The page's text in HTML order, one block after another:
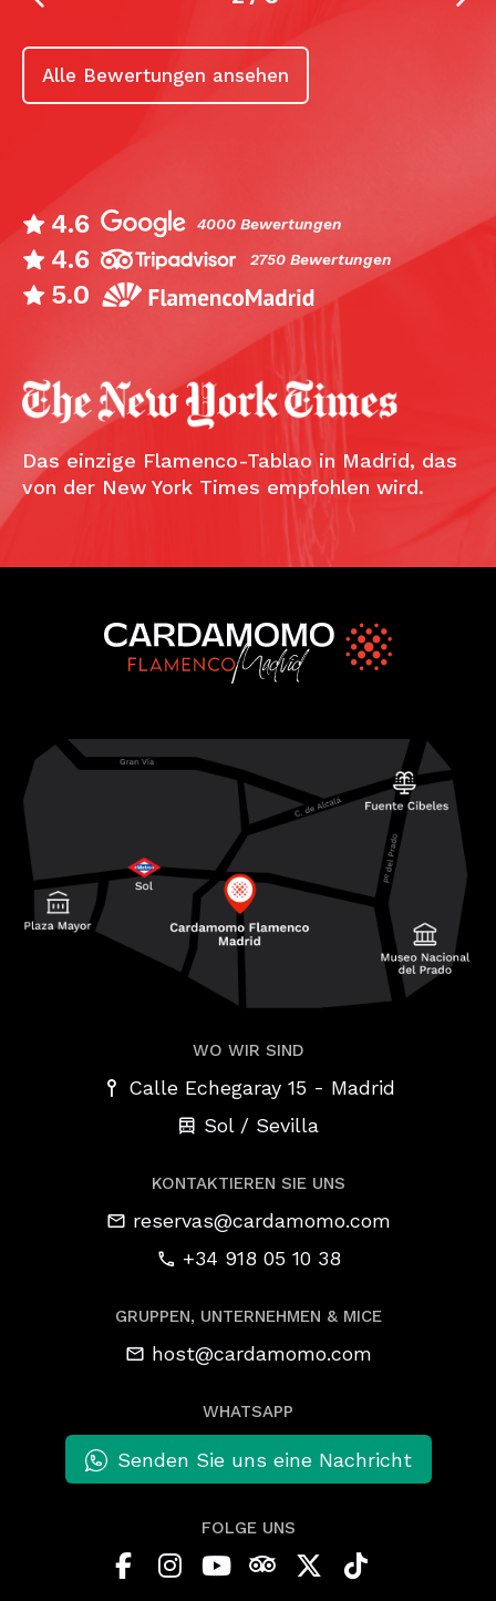
Alle Bewertungen ansehen
4.6 4000 Bewertungen
4.6 2750 Bewertungen
5.0
Das einzige Flamenco-Tablao in Madrid, das
von der New York Times empfohlen wird.
WO WIR SIND
Calle Echegaray 15 - Madrid
Sol / Sevilla
KONTAKTIEREN SIE UNS
reservas@cardamomo.com
+34 918 05 10 38
GRUPPEN, UNTERNEHMEN & MICE
host@cardamomo.com
WHATSAPP
Senden Sie uns eine Nachricht
FOLGE UNS